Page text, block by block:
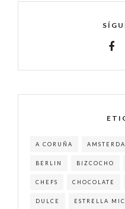
A CORUÑA
BERLIN BIZCOCHO
CHEFS CHOCOLATE
DULCE ESTRELLA